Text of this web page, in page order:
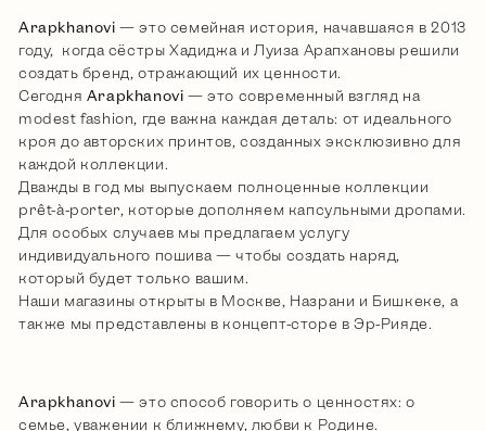
Arapkhanovi — это семейная история, начавшаяся в 2013
году, когда сёстры Хадиджа и Луиза Арапхановы решили
создать бренд, отражающий их ценности.
Сегодня Arapkhanovi — это современный взгляд на
modest fashion, где важна каждая деталь: от идеального
кроя до авторских принтов, созданных эксклюзивно для
каждой коллекции.
Дважды в год мы выпускаем полноценные коллекции
prêt-à-porter, которые дополняем капсульными дропами.
Для особых случаев мы предлагаем услугу
индивидуального пошива — чтобы создать наряд,
который будет только вашим.
Наши магазины открыты в Москве, Назрани и Бишкеке, а
также мы представлены в концепт-сторе в Эр-Рияде.
Arapkhanovi — это способ говорить о ценностях: о
семье, уважении к ближнему, любви к Родине.